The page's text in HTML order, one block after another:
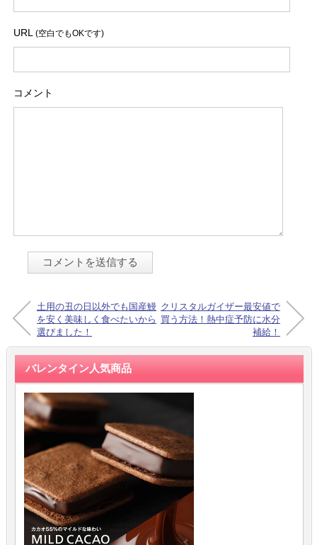
URL (空白でもOKです)
コメント
土用の丑の日以外でも国産鰻
を安く美味しく食べたいから
選びました！
クリスタルガイザー最安値で
買う方法！熱中症予防に水分
補給！
バレンタイン人気商品